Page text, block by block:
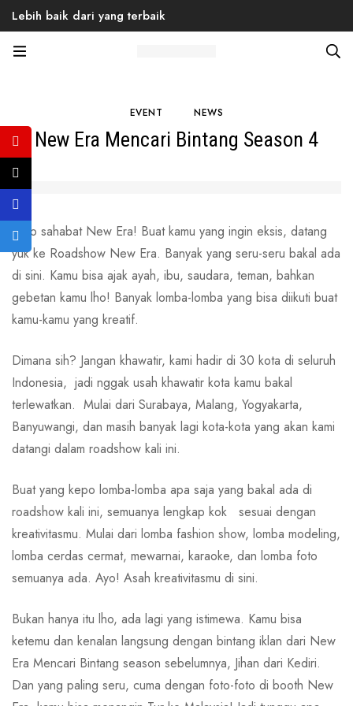
Lebih baik dari yang terbaik
EVENT NEWS
New Era Mencari Bintang Season 4
Halo sahabat New Era! Buat kamu yang ingin eksis, datang
yuk ke Roadshow New Era. Banyak yang seru-seru bakal ada
di sini. Kamu bisa ajak ayah, ibu, saudara, teman, bahkan
gebetan kamu lho! Banyak lomba-lomba yang bisa diikuti buat
kamu-kamu yang kreatif.
Dimana sih? Jangan khawatir, kami hadir di 30 kota di seluruh
Indonesia, jadi nggak usah khawatir kota kamu bakal
terlewatkan. Mulai dari Surabaya, Malang, Yogyakarta,
Banyuwangi, dan masih banyak lagi kota-kota yang akan kami
datangi dalam roadshow kali ini.
Buat yang kepo lomba-lomba apa saja yang bakal ada di
roadshow kali ini, semuanya lengkap kok sesuai dengan
kreativitasmu. Mulai dari lomba fashion show, lomba modeling,
lomba cerdas cermat, mewarnai, karaoke, dan lomba foto
semuanya ada. Ayo! Asah kreativitasmu di sini.
Bukan hanya itu lho, ada lagi yang istimewa. Kamu bisa
ketemu dan kenalan langsung dengan bintang iklan dari New
Era Mencari Bintang season sebelumnya, Jihan dari Kediri.
Dan yang paling seru, cuma dengan foto-foto di booth New